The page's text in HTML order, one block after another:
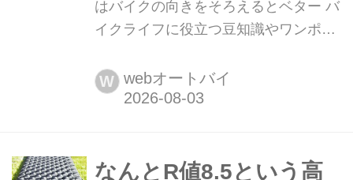
はバイクの向きをそろえるとベター バ
イクライフに役立つ豆知識やワンポイ
RIDERS」の人気企画が「JAPAN
RIDERS 知恵袋」。その中から注目の
話です。ちょっとした気配りをするこ
W webオートバイ
なんとR値8.5という高